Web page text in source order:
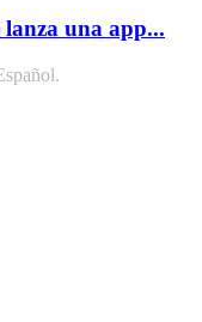
lanza una app...